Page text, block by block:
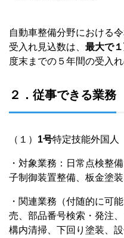
自動車整備分野における
受入れ見込数は、 最大で
度末までの５年間の受入
２．従事できる業務
（１） 1号特定技能外国人
・対象業務：日常点検整
子制御装置整備、板金塗
・関連業務（付随的に可
売、部品番号検索・発注
構内清掃、下回り塗装、